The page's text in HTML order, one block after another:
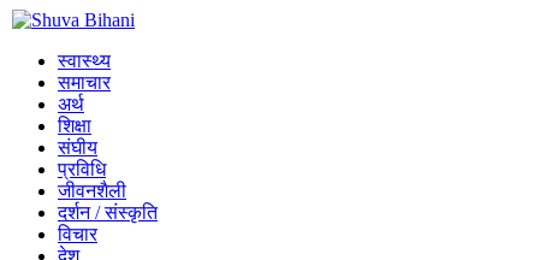
स्वास्थ्य
समाचार
अर्थ
शिक्षा
संघीय
प्रविधि
जीवनशैली
दर्शन / संस्कृति
विचार
देश